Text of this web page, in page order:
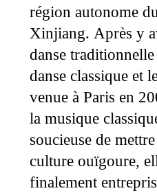
région autonome du
Xinjiang. Après y
danse
danse classique et
venue à Paris en
la musique
soucieuse de
culture ouïgoure,
finalement